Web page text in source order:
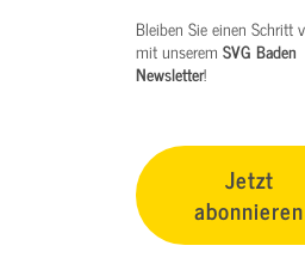
Bleiben Sie einen Schritt
mit unserem SVG Baden
Newsletter!
Jetzt
abonnieren